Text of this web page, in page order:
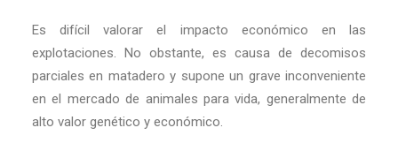
Es difícil valorar el impacto económico en las
explotaciones. No obstante, es causa de decomisos
parciales en matadero y supone un grave inconveniente
en el mercado de animales para vida, generalmente de
alto valor genético y económico.